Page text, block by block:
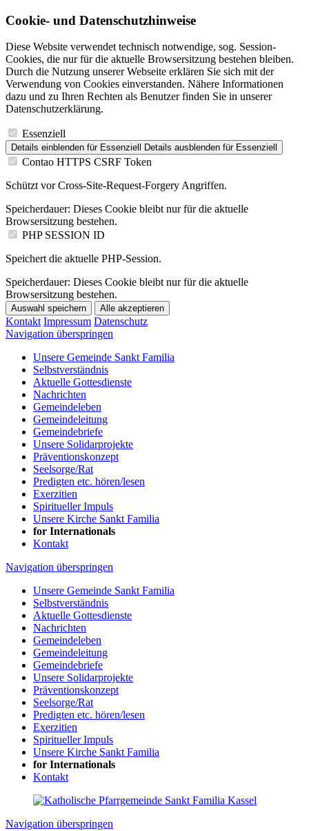
Cookie- und Datenschutzhinweise
Diese Website verwendet technisch notwendige, sog. Session-
Cookies, die nur für die aktuelle Browsersitzung bestehen bleiben.
Durch die Nutzung unserer Webseite erklären Sie sich mit der
Verwendung von Cookies einverstanden. Nähere Informationen
dazu und zu Ihren Rechten als Benutzer finden Sie in unserer
Datenschutzerklärung.
Essenziell
Details einblenden für Essenziell Details ausblenden für Essenziell
Contao HTTPS CSRF Token
Schützt vor Cross-Site-Request-Forgery Angriffen.
Speicherdauer: Dieses Cookie bleibt nur für die aktuelle
Browsersitzung bestehen.
PHP SESSION ID
Speichert die aktuelle PHP-Session.
Speicherdauer: Dieses Cookie bleibt nur für die aktuelle
Browsersitzung bestehen.
Auswahl speichern Alle akzeptieren
Kontakt Impressum Datenschutz
Navigation überspringen
Unsere Gemeinde Sankt Familia
Selbstverständnis
Aktuelle Gottesdienste
Nachrichten
Gemeindeleben
Gemeindeleitung
Gemeindebriefe
Unsere Solidarprojekte
Präventionskonzept
Seelsorge/Rat
Predigten etc. hören/lesen
Exerzitien
Spiritueller Impuls
Unsere Kirche Sankt Familia
for Internationals
Kontakt
Navigation überspringen
Unsere Gemeinde Sankt Familia
Selbstverständnis
Aktuelle Gottesdienste
Nachrichten
Gemeindeleben
Gemeindeleitung
Gemeindebriefe
Unsere Solidarprojekte
Präventionskonzept
Seelsorge/Rat
Predigten etc. hören/lesen
Exerzitien
Spiritueller Impuls
Unsere Kirche Sankt Familia
for Internationals
Kontakt
Navigation überspringen